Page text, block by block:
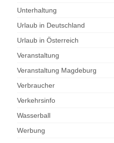
Unterhaltung
Urlaub in Deutschland
Urlaub in Österreich
Veranstaltung
Veranstaltung Magdeburg
Verbraucher
Verkehrsinfo
Wasserball
Werbung